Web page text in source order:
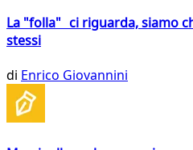
La "folla" ci riguarda, siamo
stessi
di Enrico Giovannini